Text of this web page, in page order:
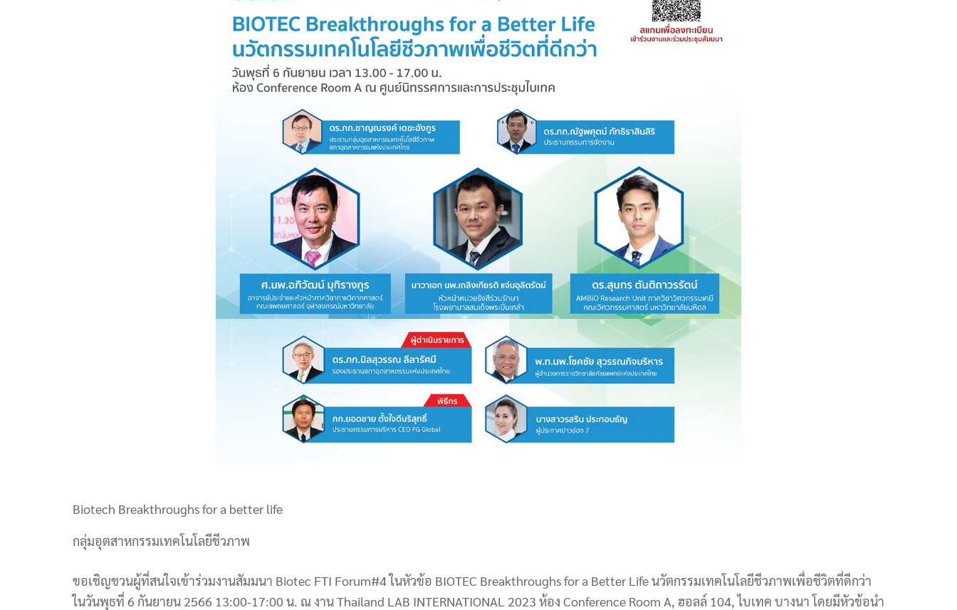
Biotech Breakthroughs for a better life
กลุ่มอุตสาหกรรมเทคโนโลยีชีวภาพ
ขอเชิญชวนผู้ที่สนใจเข้าร่วมงานสัมมนา Biotec FTI Forum#4 ในหัวข้อ BIOTEC Breakthroughs for a Better Life นวัตกรรมเทคโนโลยีชีวภาพเพื่อชีวิตที่ดีกว่า
ในวันพุธที่ 6 กันยายน 2566 13:00-17:00 น. ณ งาน Thailand LAB INTERNATIONAL 2023 ห้อง Conference Room A, ฮอลล์ 104, ไบเทค บางนา โดยมีหัวข้อนำ